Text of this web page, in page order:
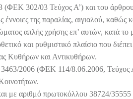
302/03 Τεύχος Α’) και του άρθρου
έννοιες της παραλίας, αιγιαλού, καθώς
απλής χρήσης επ’ αυτών, κατά το
και ρυθμιστικό πλαίσιο που
Κυθήρων και Αντικυθήρων.
3463/2006 (ΦΕΚ 114/8.06.2006, Τεύχος
με αριθμό πρωτοκόλλου 38724/35555